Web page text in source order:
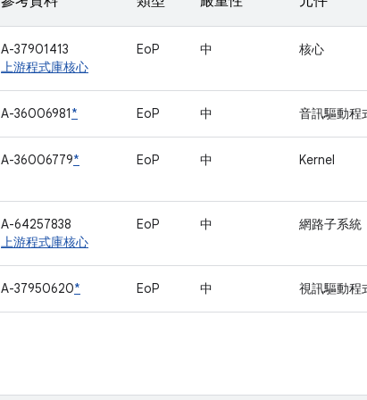
A-37901413
上游程式庫核心
EoP 中 核心
A-36006981* EoP 中 音訊驅動程
A-36006779* EoP 中 Kernel
A-64257838
上游程式庫核心
EoP 中 網路子系統
A-37950620* EoP 中 視訊驅動程